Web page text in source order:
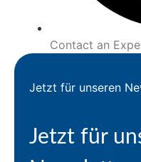
Contact an
Jetzt für unseren
Jetzt für